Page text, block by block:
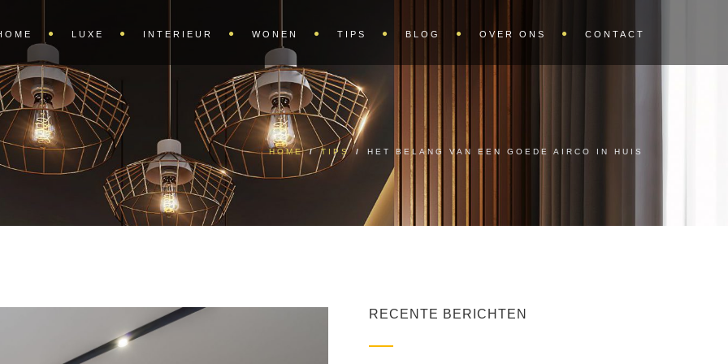
LUXE INTERIEUR WONEN TIPS BLOG OVER ONS CONTACT
HOME / TIPS / HET BELANG VAN EEN GOEDE AIRCO IN HUIS
RECENTE BERICHTEN